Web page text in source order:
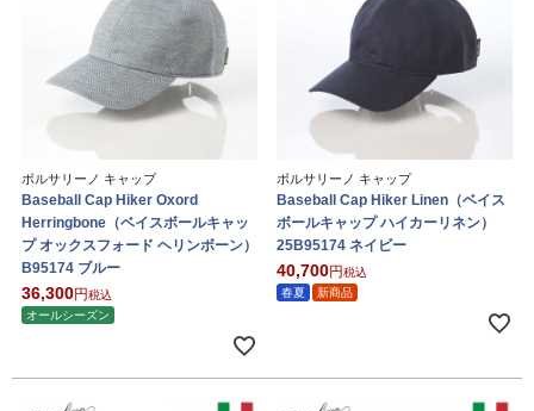
ボルサリーノ キャップ
Baseball Cap Hiker Oxord
Herringbone（ベイスボールキャッ
プ オックスフォード ヘリンボーン）
B95174 ブルー
36,300
税込
オールシーズン
ボルサリーノ キャップ
Baseball Cap Hiker Linen（ベイス
ボールキャップ ハイカーリネン）
25B95174 ネイビー
40,700
税込
春夏
新商品